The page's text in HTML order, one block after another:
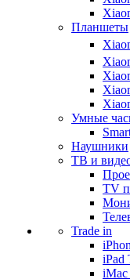
Планшеты
Умные
Наушники
ТВ и
TV
Trade in
iPad
iMac